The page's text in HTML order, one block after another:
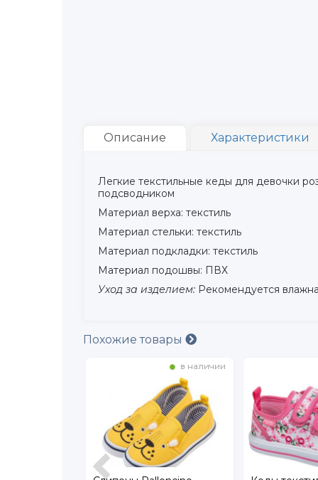
Описание Характеристики
Легкие текстильные кеды для девочки
подсводником
Материал верха: текстиль
Материал стельки: текстиль
Материал подкладки: текстиль
Материал подошвы: ПВХ
Уход за изделием: Рекомендуется
Похожие товары